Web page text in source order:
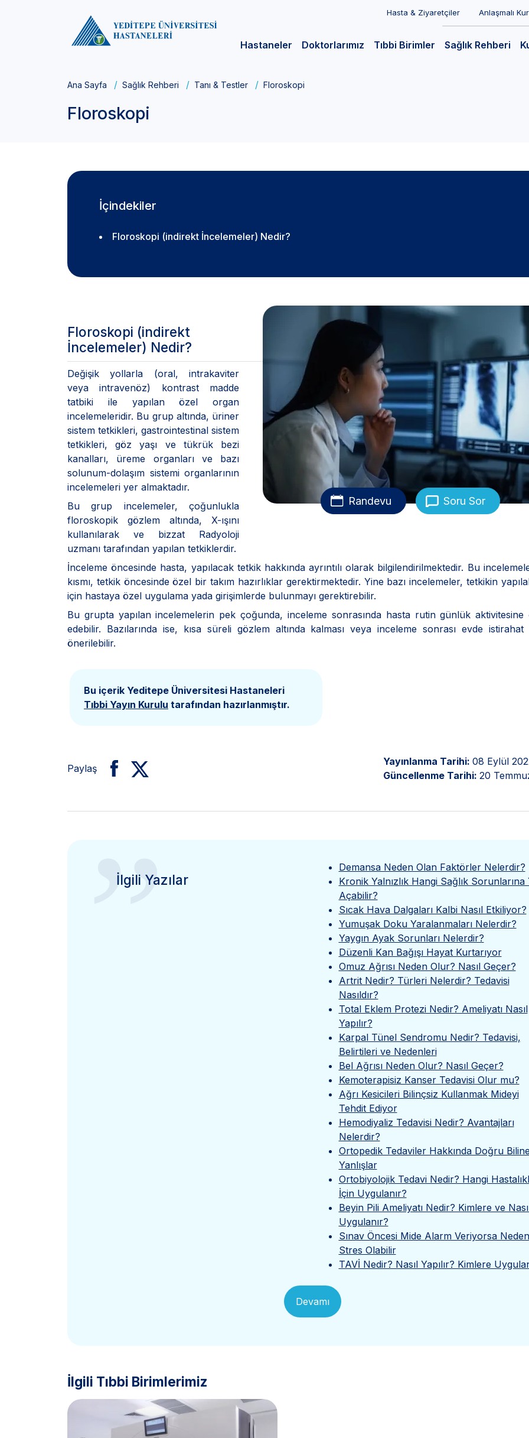
Hasta & Ziyaretçiler Anlaşmalı
Hastaneler Doktorlarımız Tıbbi Birimler Sağlık Rehberi
Ana Sayfa Sağlık Rehberi Tanı & Testler Floroskopi
Floroskopi
İçindekiler
Floroskopi (indirekt İncelemeler) Nedir?
Randevu Soru Sor
Floroskopi (indirekt
İncelemeler) Nedir?
Değişik yollarla (oral, intrakaviter
veya intravenöz) kontrast madde
tatbiki ile yapılan özel organ
incelemeleridir. Bu grup altında, üriner
sistem tetkikleri, gastrointestinal sistem
tetkikleri, göz yaşı ve tükrük bezi
kanalları, üreme organları ve bazı
solunum-dolaşım sistemi organlarının
incelemeleri yer almaktadır.
Bu grup incelemeler, çoğunlukla
floroskopik gözlem altında, X-ışını
kullanılarak ve bizzat Radyoloji
uzmanı tarafından yapılan tetkiklerdir.
İnceleme öncesinde hasta, yapılacak tetkik hakkında ayrıntılı olarak bilgilendirilmektedir. Bu
kısmı, tetkik öncesinde özel bir takım hazırlıklar gerektirmektedir. Yine bazı incelemeler, tetkikin
için hastaya özel uygulama yada girişimlerde bulunmayı gerektirebilir.
Bu grupta yapılan incelemelerin pek çoğunda, inceleme sonrasında hasta rutin günlük aktivitesine
edebilir. Bazılarında ise, kısa süreli gözlem altında kalması veya inceleme sonrası evde istirahat
önerilebilir.
Bu içerik Yeditepe Üniversitesi Hastaneleri
Tıbbi Yayın Kurulu tarafından hazırlanmıştır.
Paylaş
Yayınlanma Tarihi: 08 Eylül
Güncellenme Tarihi: 20
”
İlgili Yazılar
Demansa Neden Olan Faktörler Nelerdir?
Kronik Yalnızlık Hangi Sağlık Sorunlarına
Açabilir?
Sıcak Hava Dalgaları Kalbi Nasıl Etkiliyor?
Yumuşak Doku Yaralanmaları Nelerdir?
Yaygın Ayak Sorunları Nelerdir?
Düzenli Kan Bağışı Hayat Kurtarıyor
Omuz Ağrısı Neden Olur? Nasıl Geçer?
Artrit Nedir? Türleri Nelerdir? Tedavisi
Nasıldır?
Total Eklem Protezi Nedir? Ameliyatı Nasıl
Yapılır?
Karpal Tünel Sendromu Nedir? Tedavisi,
Belirtileri ve Nedenleri
Bel Ağrısı Neden Olur? Nasıl Geçer?
Kemoterapisiz Kanser Tedavisi Olur mu?
Ağrı Kesicileri Bilinçsiz Kullanmak Mideyi
Tehdit Ediyor
Hemodiyaliz Tedavisi Nedir? Avantajları
Nelerdir?
Ortopedik Tedaviler Hakkında Doğru
Yanlışlar
Ortobiyolojik Tedavi Nedir? Hangi
İçin Uygulanır?
Beyin Pili Ameliyatı Nedir? Kimlere ve
Uygulanır?
Sınav Öncesi Mide Alarm Veriyorsa
Stres Olabilir
TAVİ Nedir? Nasıl Yapılır? Kimlere
Devamı
İlgili Tıbbi Birimlerimiz